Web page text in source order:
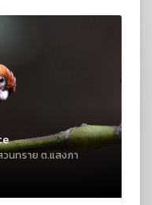
นทราย ต.แสงภา